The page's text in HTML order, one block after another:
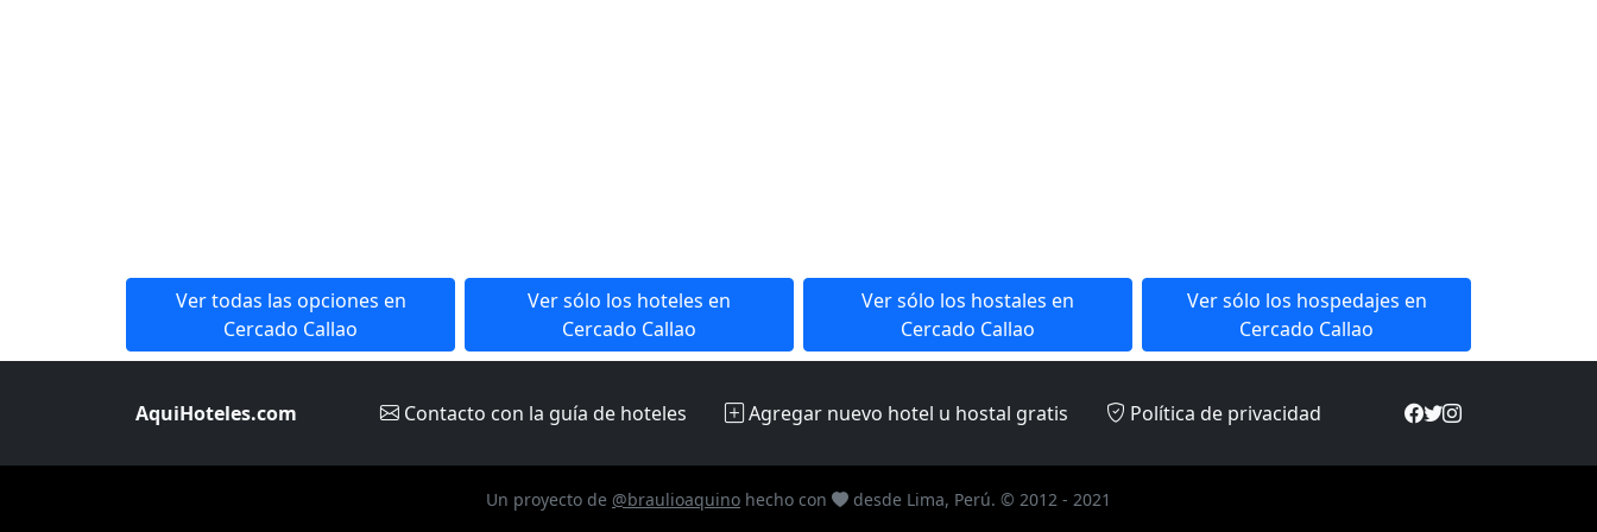
Ver todas las opciones en
Cercado Callao
Ver sólo los hoteles en
Cercado Callao
Ver sólo los hostales en
Cercado Callao
Ver sólo los hospedajes en
Cercado Callao
AquiHoteles.com Contacto con la guía de hoteles Agregar nuevo hotel u hostal gratis Política de privacidad
Un proyecto de @braulioaquino hecho con desde Lima, Perú. © 2012 - 2021